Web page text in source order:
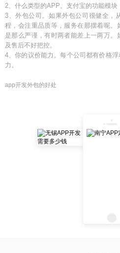
2、什么类型的APP。支付宝的功能模块
3、外包公司。如果外包公司很健全，
程，会注重品质等，服务在那摆着呢。
是那么严谨，有时两者能差上一两万
及售后不好把控。
4、你的议价能力。每个公司都有价格
力。
app开发外包的好处